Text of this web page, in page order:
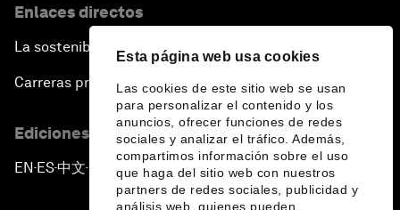
Esta página web usa cookies
Las cookies de este sitio web se usan
para personalizar el contenido y los
anuncios, ofrecer funciones de redes
sociales y analizar el tráfico. Además,
compartimos información sobre el uso
que haga del sitio web con nuestros
partners de redes sociales, publicidad y
análisis web, quienes pueden
Enlaces directos
La sostenibilidad en el Foro
Carreras profesionales
Ediciones en otros idiomas
EN ▪ES▪中文▪ 日本語